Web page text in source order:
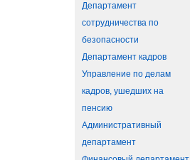
Департамент
сотрудничества по
безопасности
Департамент кадров
Управление по делам
кадров, ушедших на
пенсию
Административный
департамент